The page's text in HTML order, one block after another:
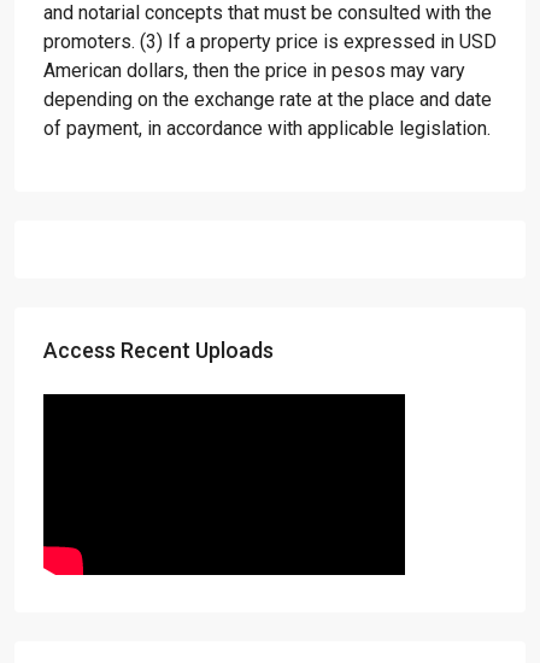
and notarial concepts that must be consulted with the
promoters. (3) If a property price is expressed in USD
American dollars, then the price in pesos may vary
depending on the exchange rate at the place and date
of payment, in accordance with applicable legislation.
Access Recent Uploads